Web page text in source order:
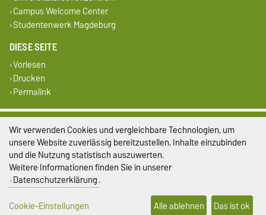
Campus Welcome Center
Studentenwerk Magdeburg
DIESE SEITE
Vorlesen
Drucken
Permalink
Impressum
Datenschutz
Barrierefreiheit
Cookie-Einstellungen
Wir verwenden Cookies und vergleichbare Technologien, um
unsere Website zuverlässig bereitzustellen, Inhalte einzubinden
und die Nutzung statistisch auszuwerten.
Weitere Informationen finden Sie in unserer
Datenschutzerklärung.
Cookie-Einstellungen
Alle ablehnen Das ist ok